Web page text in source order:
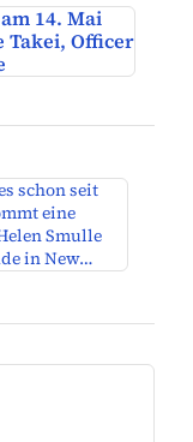
14. Mai
Takei, Officer
schon seit
eine
Smulle
in New…